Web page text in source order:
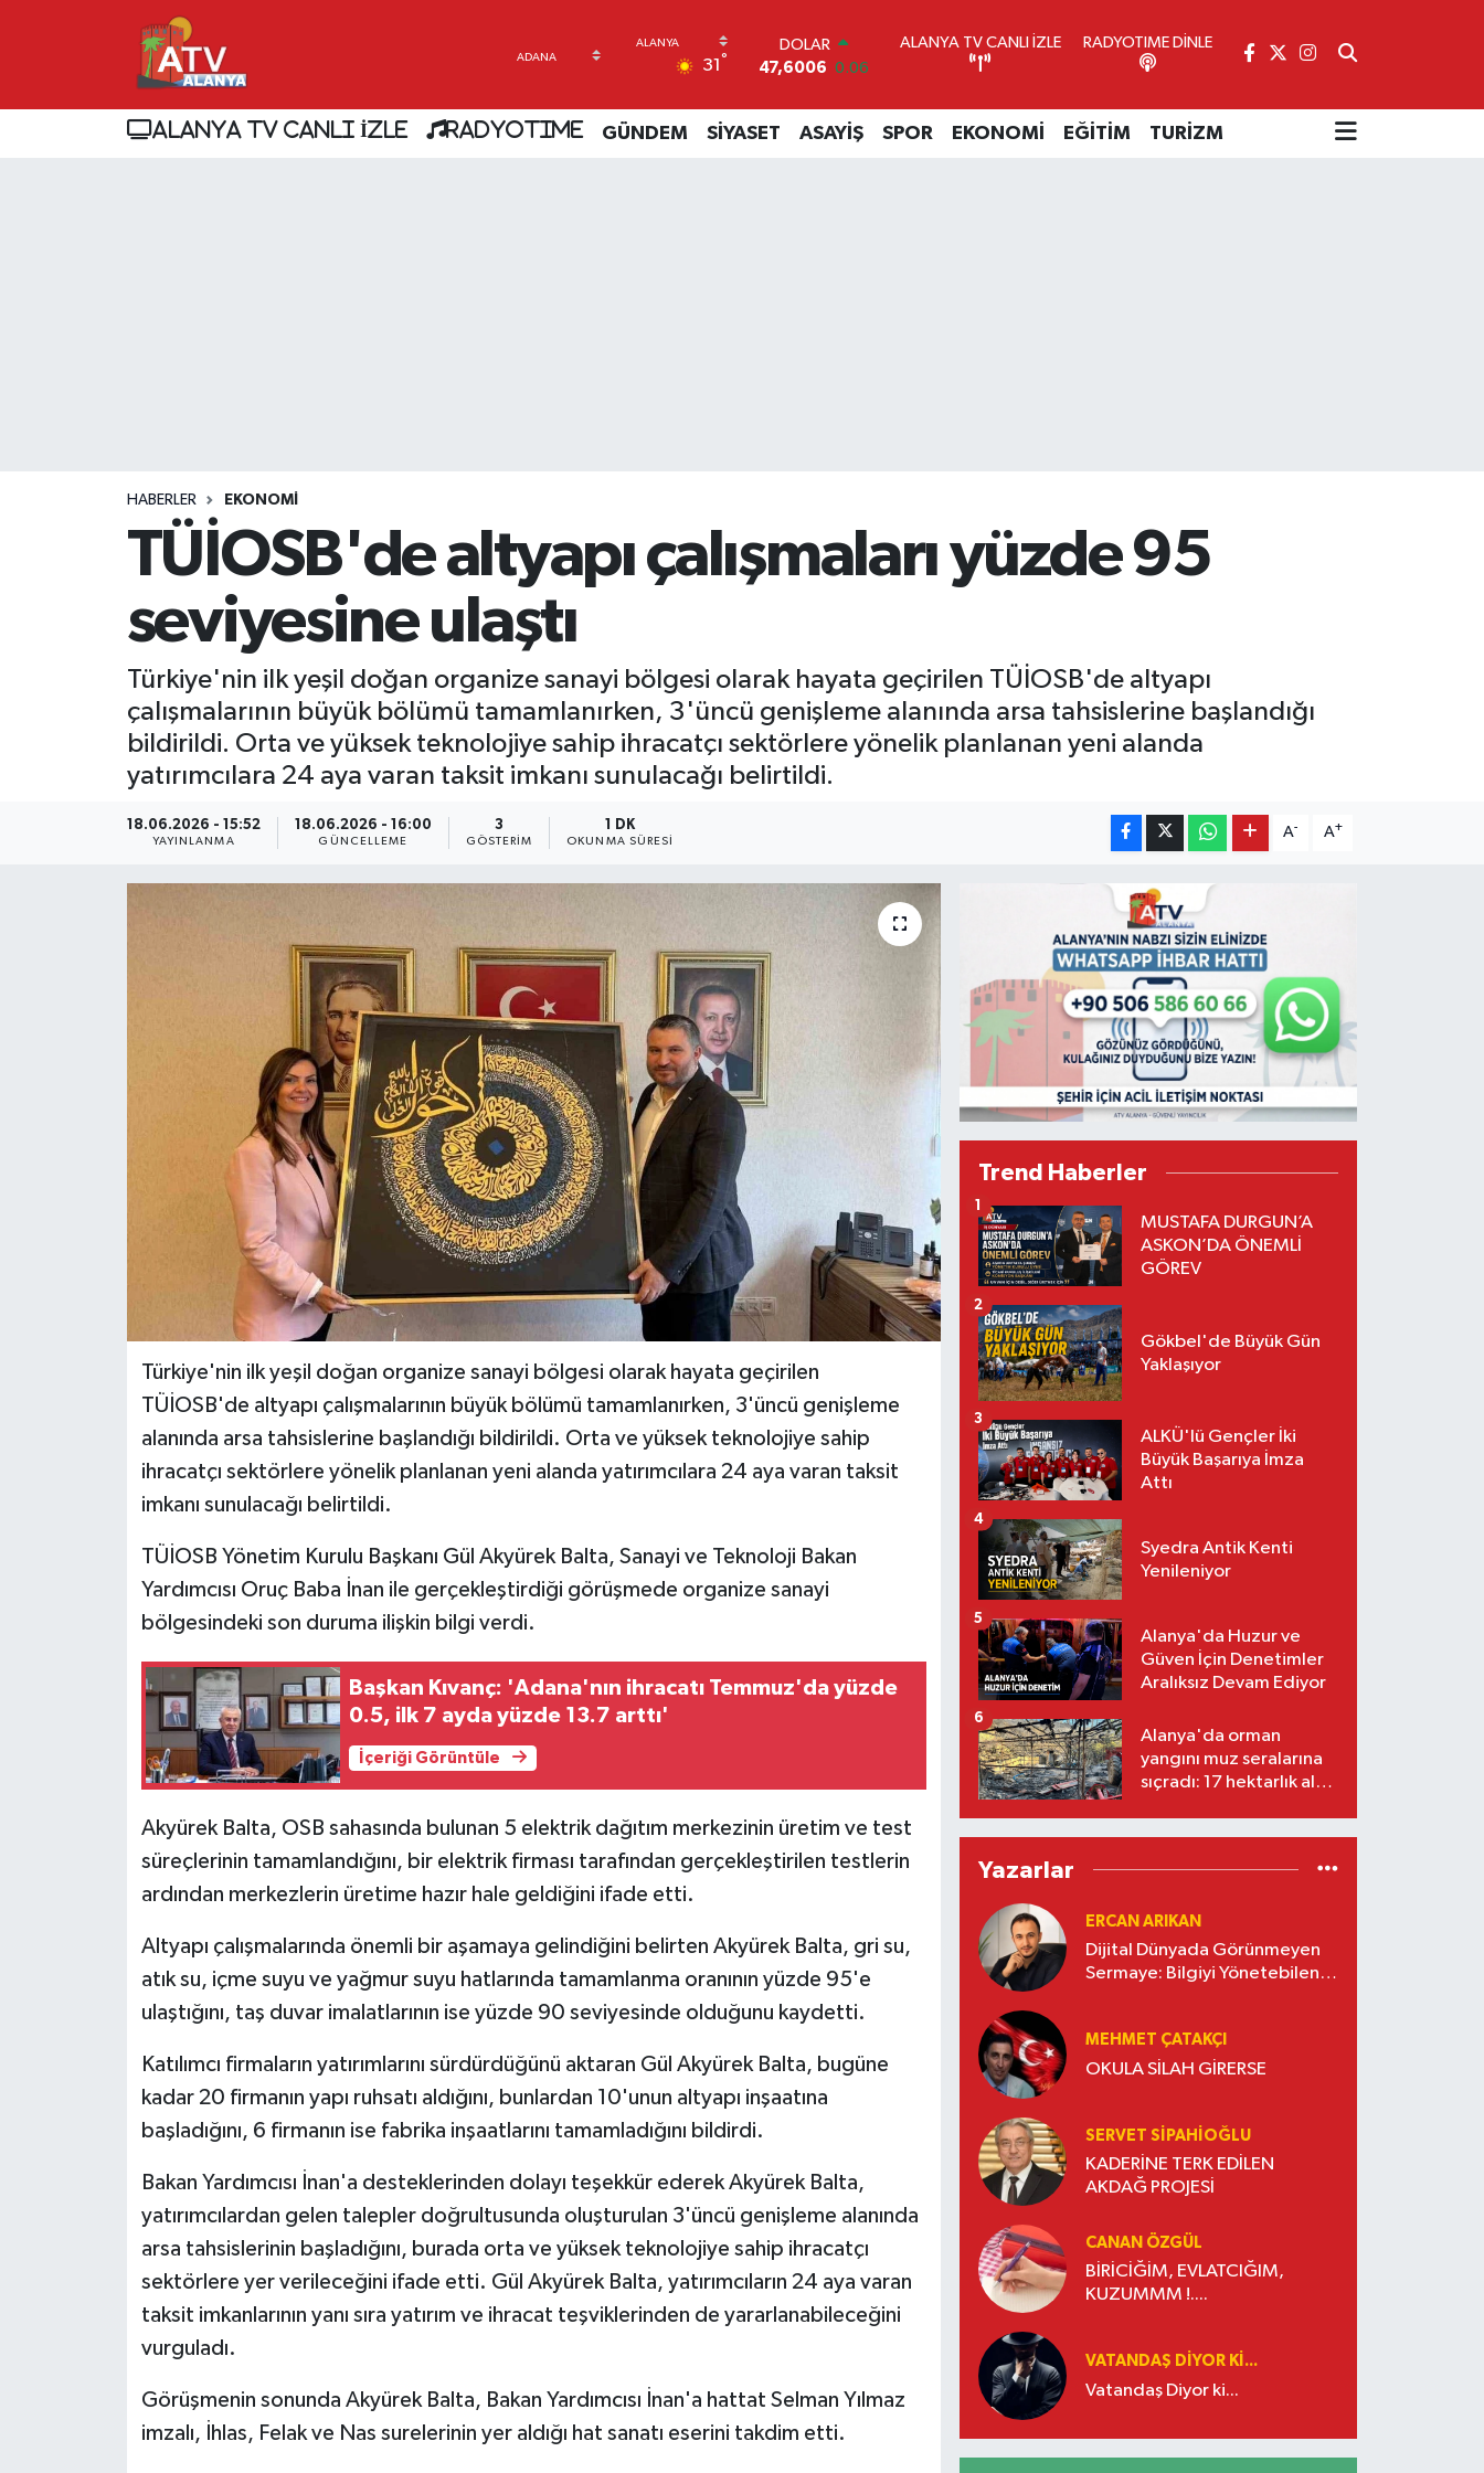
31 °
DOLAR
47,6006 0.06
55,0250 0.02
STERLİN
ALANYA TV CANLI İZLE RADYOTIME DİNLE
ALANYA TV CANLI İZLE RADYOTIME GÜNDEM SİYASET ASAYİŞ SPOR EKONOMİ EĞİTİM TURİZM
HABERLER EKONOMİ
TÜİOSB'de altyapı çalışmaları yüzde 95
seviyesine ulaştı
Türkiye'nin ilk yeşil doğan organize sanayi bölgesi olarak hayata geçirilen TÜİOSB'de altyapı
çalışmalarının büyük bölümü tamamlanırken, 3'üncü genişleme alanında arsa tahsislerine başlandığı
bildirildi. Orta ve yüksek teknolojiye sahip ihracatçı sektörlere yönelik planlanan yeni alanda
yatırımcılara 24 aya varan taksit imkanı sunulacağı belirtildi.
18.06.2026 - 15:52
YAYINLANMA
18.06.2026 - 16:00
GÜNCELLEME
3
GÖSTERIM
1 DK
OKUNMA SÜRESI
A- A+
Türkiye'nin ilk yeşil doğan organize sanayi bölgesi olarak hayata geçirilen
TÜİOSB'de altyapı çalışmalarının büyük bölümü tamamlanırken, 3'üncü genişleme
alanında arsa tahsislerine başlandığı bildirildi. Orta ve yüksek teknolojiye sahip
ihracatçı sektörlere yönelik planlanan yeni alanda yatırımcılara 24 aya varan taksit
imkanı sunulacağı belirtildi.
TÜİOSB Yönetim Kurulu Başkanı Gül Akyürek Balta, Sanayi ve Teknoloji Bakan
Yardımcısı Oruç Baba İnan ile gerçekleştirdiği görüşmede organize sanayi
bölgesindeki son duruma ilişkin bilgi verdi.
Başkan Kıvanç: 'Adana'nın ihracatı Temmuz'da yüzde
0.5, ilk 7 ayda yüzde 13.7 arttı'
İçeriği Görüntüle
Akyürek Balta, OSB sahasında bulunan 5 elektrik dağıtım merkezinin üretim ve test
süreçlerinin tamamlandığını, bir elektrik firması tarafından gerçekleştirilen testlerin
ardından merkezlerin üretime hazır hale geldiğini ifade etti.
Altyapı çalışmalarında önemli bir aşamaya gelindiğini belirten Akyürek Balta, gri su,
atık su, içme suyu ve yağmur suyu hatlarında tamamlanma oranının yüzde 95'e
ulaştığını, taş duvar imalatlarının ise yüzde 90 seviyesinde olduğunu kaydetti.
Katılımcı firmaların yatırımlarını sürdürdüğünü aktaran Gül Akyürek Balta, bugüne
kadar 20 firmanın yapı ruhsatı aldığını, bunlardan 10'unun altyapı inşaatına
başladığını, 6 firmanın ise fabrika inşaatlarını tamamladığını bildirdi.
Bakan Yardımcısı İnan'a desteklerinden dolayı teşekkür ederek Akyürek Balta,
yatırımcılardan gelen talepler doğrultusunda oluşturulan 3'üncü genişleme alanında
arsa tahsislerinin başladığını, burada orta ve yüksek teknolojiye sahip ihracatçı
sektörlere yer verileceğini ifade etti. Gül Akyürek Balta, yatırımcıların 24 aya varan
taksit imkanlarının yanı sıra yatırım ve ihracat teşviklerinden de yararlanabileceğini
vurguladı.
Görüşmenin sonunda Akyürek Balta, Bakan Yardımcısı İnan'a hattat Selman Yılmaz
imzalı, İhlas, Felak ve Nas surelerinin yer aldığı hat sanatı eserini takdim etti.
Trend Haberler
MUSTAFA DURGUN’A
ASKON’DA ÖNEMLİ
GÖREV
1
Gökbel'de Büyük Gün
Yaklaşıyor
2
ALKÜ'lü Gençler İki
Büyük Başarıya İmza
Attı
3
Syedra Antik Kenti
Yenileniyor
4
Alanya'da Huzur ve
Güven İçin Denetimler
Aralıksız Devam Ediyor
5
Alanya'da orman
yangını muz seralarına
sıçradı: 17 hektarlık alan
6
Yazarlar
ERCAN ARIKAN
Dijital Dünyada Görünmeyen
Sermaye: Bilgiyi Yönetebilen
MEHMET ÇATAKÇI
OKULA SİLAH GİRERSE
SERVET SİPAHİOĞLU
KADERİNE TERK EDİLEN
AKDAĞ PROJESİ
CANAN ÖZGÜL
BİRİCİĞİM, EVLATCIĞIM,
KUZUMMM !....
VATANDAŞ DIYOR KI...
Vatandaş Diyor ki...